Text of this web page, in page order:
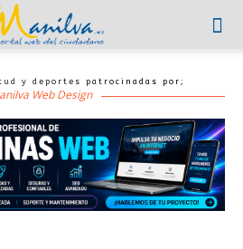
y deportes patrocinadas por;
Web Design